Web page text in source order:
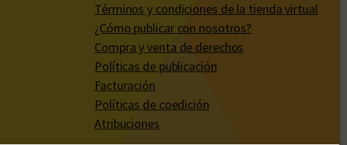
Términos y condiciones de la tienda virtual
¿Cómo publicar con nosotros?
Compra y venta de derechos
Políticas de publicación
Facturación
Políticas de coedición
Atribuciones